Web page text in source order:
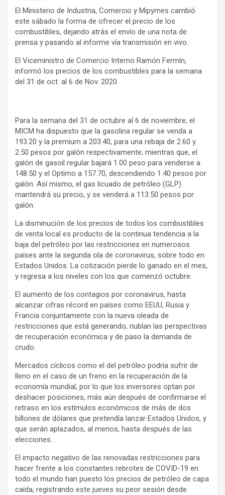
El Ministerio de Industria, Comercio y Mipymes cambió
este sábado la forma de ofrecer el precio de los
combustibles, dejando atrás el envío de una nota de
prensa y pasando al informe vía transmisión en vivo.
El Viceministro de Comercio Interno Ramón Fermín,
informó los precios de los combustibles para la semana
del 31 de oct. al 6 de Nov. 2020.
Para la semana del 31 de octubre al 6 de noviembre, el
MICM ha dispuesto que la gasolina regular se venda a
193.20 y la premium a 203.40, para una rebaja de 2.60 y
2.50 pesos por galón respectivamente; mientras que, el
galón de gasoil regular bajará 1.00 peso para venderse a
148.50 y el Optimo a 157.70, descendiendo 1.40 pesos por
galón. Así mismo, el gas licuado de petróleo (GLP)
mantendrá su precio, y se venderá a 113.50 pesos por
galón.
La disminución de los precios de todos los combustibles
de venta local es producto de la continua tendencia a la
baja del petróleo por las restricciones en numerosos
países ante la segunda ola de coronavirus, sobre todo en
Estados Unidos. La cotización pierde lo ganado en el mes,
y regresa a los niveles con los que comenzó octubre.
El aumento de los contagios por coronavirus, hasta
alcanzar cifras récord en países como EEUU, Rusia y
Francia conjuntamente con la nueva oleada de
restricciones que está generando, nublan las perspectivas
de recuperación económica y de paso la demanda de
crudo.
Mercados cíclicos como el del petróleo podría sufrir de
lleno en el caso de un freno en la recuperación de la
economía mundial, por lo que los inversores optan por
deshacer posiciones, más aún después de confirmarse el
retraso en los estímulos económicos de más de dos
billones de dólares que pretendía lanzar Estados Unidos, y
que serán aplazados, al menos, hasta después de las
elecciones.
El impacto negativo de las renovadas restricciones para
hacer frente a los constantes rebrotes de COVID-19 en
todo el mundo han puesto los precios de petróleo de capa
caída, registrando este jueves su peor sesión desde